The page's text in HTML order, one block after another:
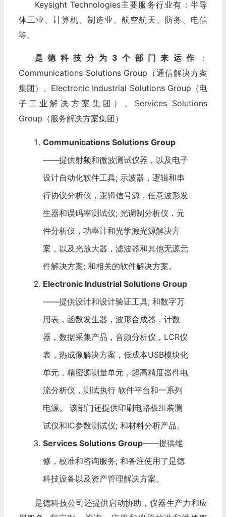
Keysight Technologies主要服务行业有：半导
体工业、计算机、制造业、航空航天、防务、电信
等。
是德科技分为3个部门来运作
：
Communications Solutions Group（通信解决方案
集团）、Electronic Industrial Solutions Group（电
子工业解决方案集团）、Services Solutions
Group（服务解决方案集团）
Communications Solutions Group
——提供射频和微波测试仪器，以及电子
设计自动化软件工具; 示波器，逻辑和串
行协议分析仪，逻辑信号源，任意波形发
生器和误码率测试仪; 光调制分析仪，元
件分析仪，功率计和光学激光源解决方
案，以及光放大器，滤波器和其他无源元
件解决方案; 和相关的软件解决方案。
Electronic Industrial Solutions Group
——提供设计和设计验证工具; 和数字万
用表，函数发生器，波形合成器，计数
器，数据采集产品，音频分析仪，LCR仪
表，热成像解决方案，低成本USB模块化
单元，精密源测量单元，超高精度器件电
流分析仪，测试执行 软件平台和一系列
电源。 该部门还提供印刷电路板组装测
试仪和IC参数测试仪; 和材料分析产品。
Services Solutions Group——提供维
修，校准和咨询服务; 和备注使用了是德
科技设备以及资产管理解决方案。
是德科技公司还提供启动协助，仪器生产力和应